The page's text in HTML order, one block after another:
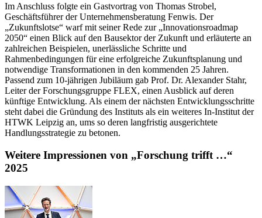
Im Anschluss folgte ein Gastvortrag von Thomas Strobel,
Geschäftsführer der Unternehmensberatung Fenwis. Der
„Zukunftslotse“ warf mit seiner Rede zur „Innovationsroadmap
2050“ einen Blick auf den Bausektor der Zukunft und erläuterte an
zahlreichen Beispielen, unerlässliche Schritte und
Rahmenbedingungen für eine erfolgreiche Zukunftsplanung und
notwendige Transformationen in den kommenden 25 Jahren.
Passend zum 10-jährigen Jubiläum gab Prof. Dr. Alexander Stahr,
Leiter der Forschungsgruppe FLEX, einen Ausblick auf deren
künftige Entwicklung. Als einem der nächsten Entwicklungsschritte
steht dabei die Gründung des Instituts als ein weiteres In-Institut der
HTWK Leipzig an, ums so deren langfristig ausgerichtete
Handlungsstrategie zu betonen.
Weitere Impressionen von „Forschung trifft …“
2025